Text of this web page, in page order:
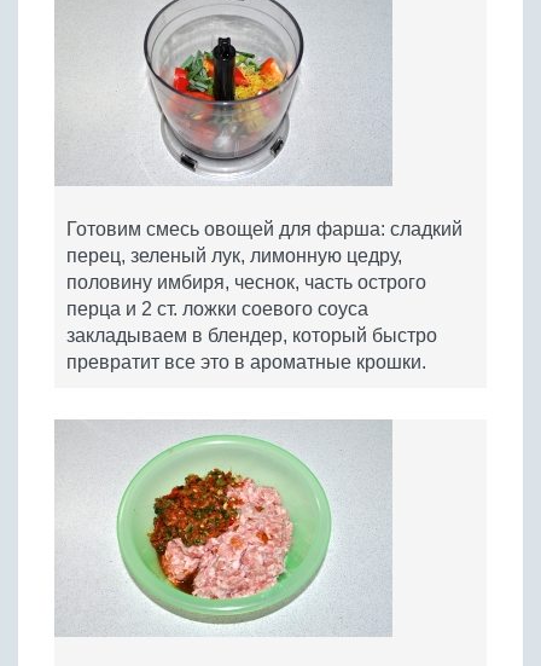
Готовим смесь овощей для фарша: сладкий
перец, зеленый лук, лимонную цедру,
половину имбиря, чеснок, часть острого
перца и 2 ст. ложки соевого соуса
закладываем в блендер, который быстро
превратит все это в ароматные крошки.